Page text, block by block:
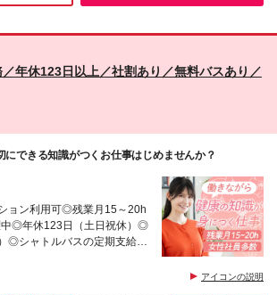
年休123日以上／社割あり／無料バスあり／
にできる知識がつくお仕事はじめませんか？
ョン利用可◎残業月15～20h
◎年休123日（土日祝休）◎
◎シャトルバスの定期支給◎
アイコンの説明